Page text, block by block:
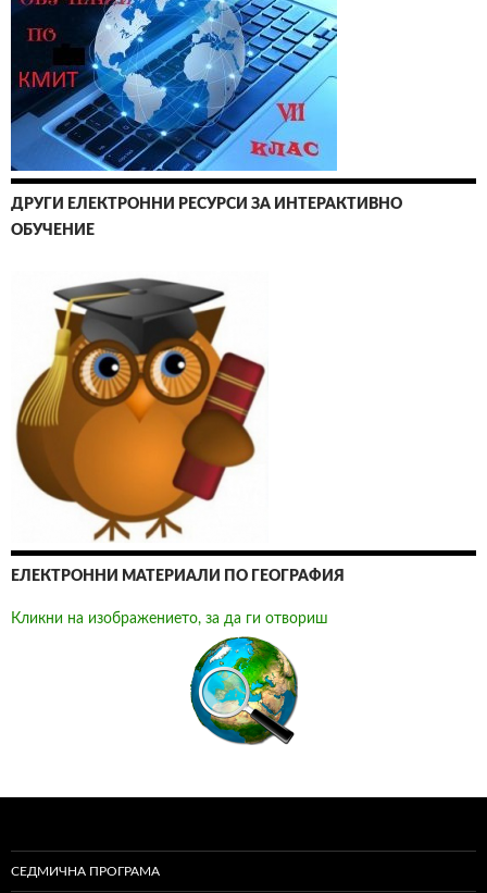
ДРУГИ ЕЛЕКТРОННИ РЕСУРСИ ЗА ИНТЕРАКТИВНО
ОБУЧЕНИЕ
ЕЛЕКТРОННИ МАТЕРИАЛИ ПО ГЕОГРАФИЯ
Кликни на изображението, за да ги отвориш
СЕДМИЧНА ПРОГРАМА